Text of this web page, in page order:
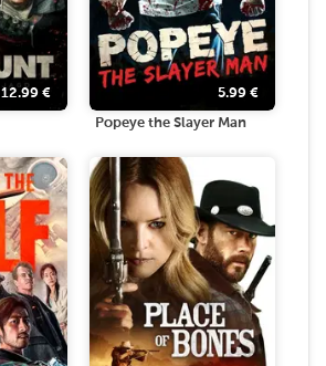
12.99 € 5.99 €
Popeye the Slayer Man